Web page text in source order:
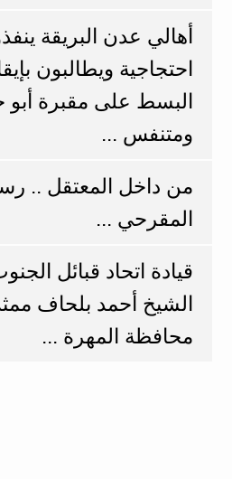
أهالي عدن البريقة
احتجاجية ويطالبون
البسط على مقبرة أبو
ومتنفس ...
من داخل المعتقل ..
المقرحي ...
قيادة اتحاد قبائل
الشيخ أحمد بلحاف
محافظة المهرة ...